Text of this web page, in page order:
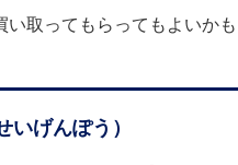
い取ってもらってもよいか
いげんぽう）